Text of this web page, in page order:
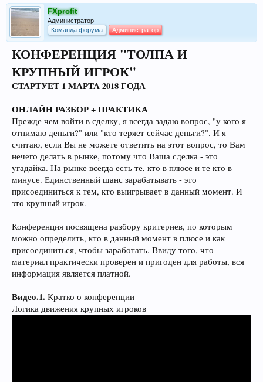
FXprofit
Администратор
Команда форума
Администратор
КОНФЕРЕНЦИЯ "ТОЛПА И
КРУПНЫЙ ИГРОК"
СТАРТУЕТ 1 МАРТА 2018 ГОДА
ОНЛАЙН РАЗБОР + ПРАКТИКА
Прежде чем войти в сделку, я всегда задаю вопрос, "у кого я
отнимаю деньги?" или "кто теряет сейчас деньги?". И я
считаю, если Вы не можете ответить на этот вопрос, то Вам
нечего делать в рынке, потому что Ваша сделка - это
угадайка. На рынке всегда есть те, кто в плюсе и те кто в
минусе. Единственный шанс зарабатывать - это
присоединиться к тем, кто выигрывает в данный момент. И
это крупный игрок.
Конференция посвящена разбору критериев, по которым
можно определить, кто в данный момент в плюсе и как
присоединиться, чтобы заработать. Ввиду того, что
материал практически проверен и пригоден для работы, вся
информация является платной.
Видео.1. Кратко о конференции
Логика движения крупных игроков